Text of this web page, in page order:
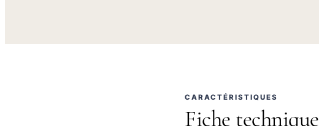
CARACTÉRISTIQUES
Fiche technique